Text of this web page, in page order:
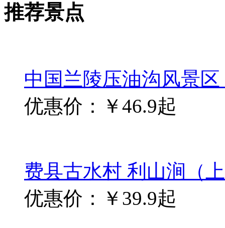
推荐景点
中国兰陵压油沟风景
优惠价：￥46.9起
费县古水村 利山涧（
优惠价：￥39.9起